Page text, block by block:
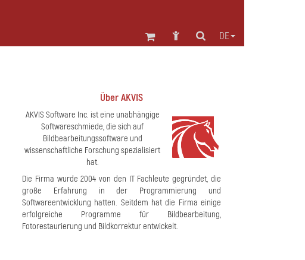
DE
Über AKVIS
AKVIS Software Inc. ist eine unabhängige
Softwareschmiede, die sich auf
Bildbearbeitungssoftware und
wissenschaftliche Forschung spezialisiert
hat.
Die Firma wurde 2004 von den IT Fachleute gegründet, die
große Erfahrung in der Programmierung und
Softwareentwicklung hatten. Seitdem hat die Firma einige
erfolgreiche Programme für Bildbearbeitung,
Fotorestaurierung und Bildkorrektur entwickelt.